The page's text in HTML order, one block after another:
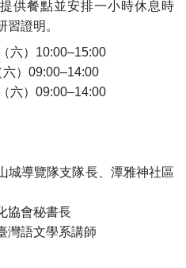
供餐點並安排一小時休息時
習證明。
六）10:00–15:00
）09:00–14:00
六）09:00–14:00
城導覽隊支隊長、潭雅神社區
協會秘書長
灣語文學系講師